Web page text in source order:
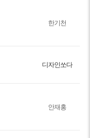
한기천
디자인쏘다
안재홍